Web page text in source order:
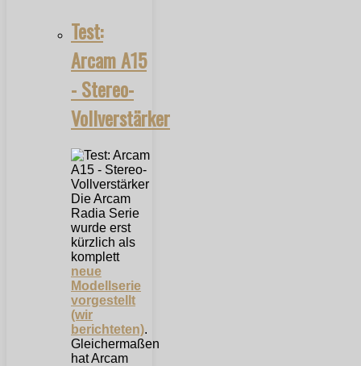
Test:
Arcam A15
- Stereo-
Vollverstärker
Die Arcam
Radia Serie
wurde erst
kürzlich als
komplett
neue
Modellserie
vorgestellt
(wir
berichteten).
Gleichermaßen
hat Arcam